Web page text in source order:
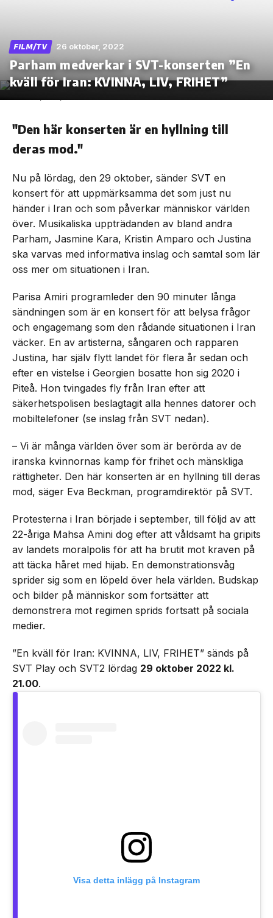
Skip
the
FILM/TV 26 oktober, 2022
Parham medverkar i SVT-konserten ”En
kväll för Iran: KVINNA, LIV, FRIHET”
"Den här konserten är en hyllning till
deras mod."
Nu på lördag, den 29 oktober, sänder SVT en
konsert för att uppmärksamma det som just nu
händer i Iran och som påverkar människor världen
över. Musikaliska uppträdanden av bland andra
Parham, Jasmine Kara, Kristin Amparo och Justina
ska varvas med informativa inslag och samtal som lär
oss mer om situationen i Iran.
Parisa Amiri programleder den 90 minuter långa
sändningen som är en konsert för att belysa frågor
och engagemang som den rådande situationen i Iran
väcker. En av artisterna, sångaren och rapparen
Justina, har själv flytt landet för flera år sedan och
efter en vistelse i Georgien bosatte hon sig 2020 i
Piteå. Hon tvingades fly från Iran efter att
säkerhetspolisen beslagtagit alla hennes datorer och
mobiltelefoner (se inslag från SVT nedan).
– Vi är många världen över som är berörda av de
iranska kvinnornas kamp för frihet och mänskliga
rättigheter. Den här konserten är en hyllning till deras
mod, säger Eva Beckman, programdirektör på SVT.
Protesterna i Iran började i september, till följd av att
22-åriga Mahsa Amini dog efter att våldsamt ha gripits
av landets moralpolis för att ha brutit mot kraven på
att täcka håret med hijab. En demonstrationsvåg
sprider sig som en löpeld över hela världen. Budskap
och bilder på människor som fortsätter att
demonstrera mot regimen sprids fortsatt på sociala
medier.
”En kväll för Iran: KVINNA, LIV, FRIHET” sänds på
SVT Play och SVT2 lördag 29 oktober 2022 kl.
21.00.
Visa detta inlägg på Instagram